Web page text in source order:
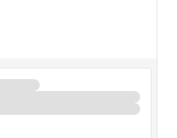
Artificial
Ciberseguridad